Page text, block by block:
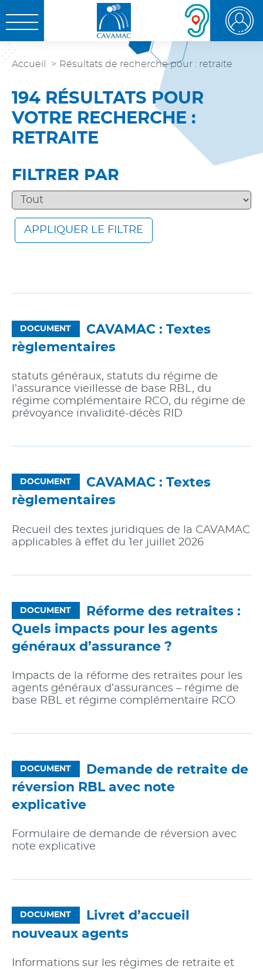
contenu
Aller au
menu
Aller à la
recherche
OUVRIR LE MENU
Accueil Résultats de recherche pour : retraite
194 RÉSULTATS POUR
VOTRE RECHERCHE :
RETRAITE
FILTRER PAR
APPLIQUER LE FILTRE
DOCUMENT
CAVAMAC : Textes
règlementaires
statuts généraux, statuts du régime de
l’assurance vieillesse de base RBL, du
régime complémentaire RCO, du régime de
prévoyance invalidité-décès RID
DOCUMENT
CAVAMAC : Textes
règlementaires
Recueil des textes juridiques de la CAVAMAC
applicables à effet du 1er juillet 2026
DOCUMENT
Réforme des retraites :
Quels impacts pour les agents
généraux d’assurance ?
Impacts de la réforme des retraites pour les
agents généraux d’assurances – régime de
base RBL et régime complémentaire RCO
DOCUMENT
Demande de retraite de
réversion RBL avec note
explicative
Formulaire de demande de réversion avec
note explicative
DOCUMENT
Livret d’accueil
nouveaux agents
Informations sur les régimes de retraite et